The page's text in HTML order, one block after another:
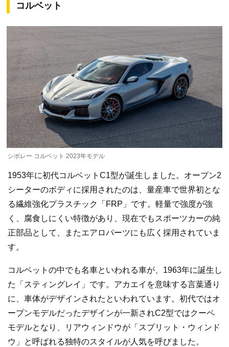
コルベット
シボレー コルベット 2023年モデル
1953年に初代コルベットC1型が誕生しました。オープン2
シーターのボディに採用されたのは、量産車で世界初とな
る繊維強化プラスチック「FRP」です。軽量で強度が強
く、腐食しにくい特徴があり、現在でもスポーツカーの純
正部品として、またエアロパーツにも広く採用されていま
す。
コルベットの中でも名車といわれる車が、1963年に誕生し
た「スティングレイ」です。アカエイを意味する言葉通り
に、車体がデザインされたといわれています。初代ではオ
ープンモデルだったデザインが一新されC2型ではクーペ
モデルとなり、リアウィンドウが「スプリット・ウィンド
ウ」と呼ばれる独特のスタイルが人気を呼びました。